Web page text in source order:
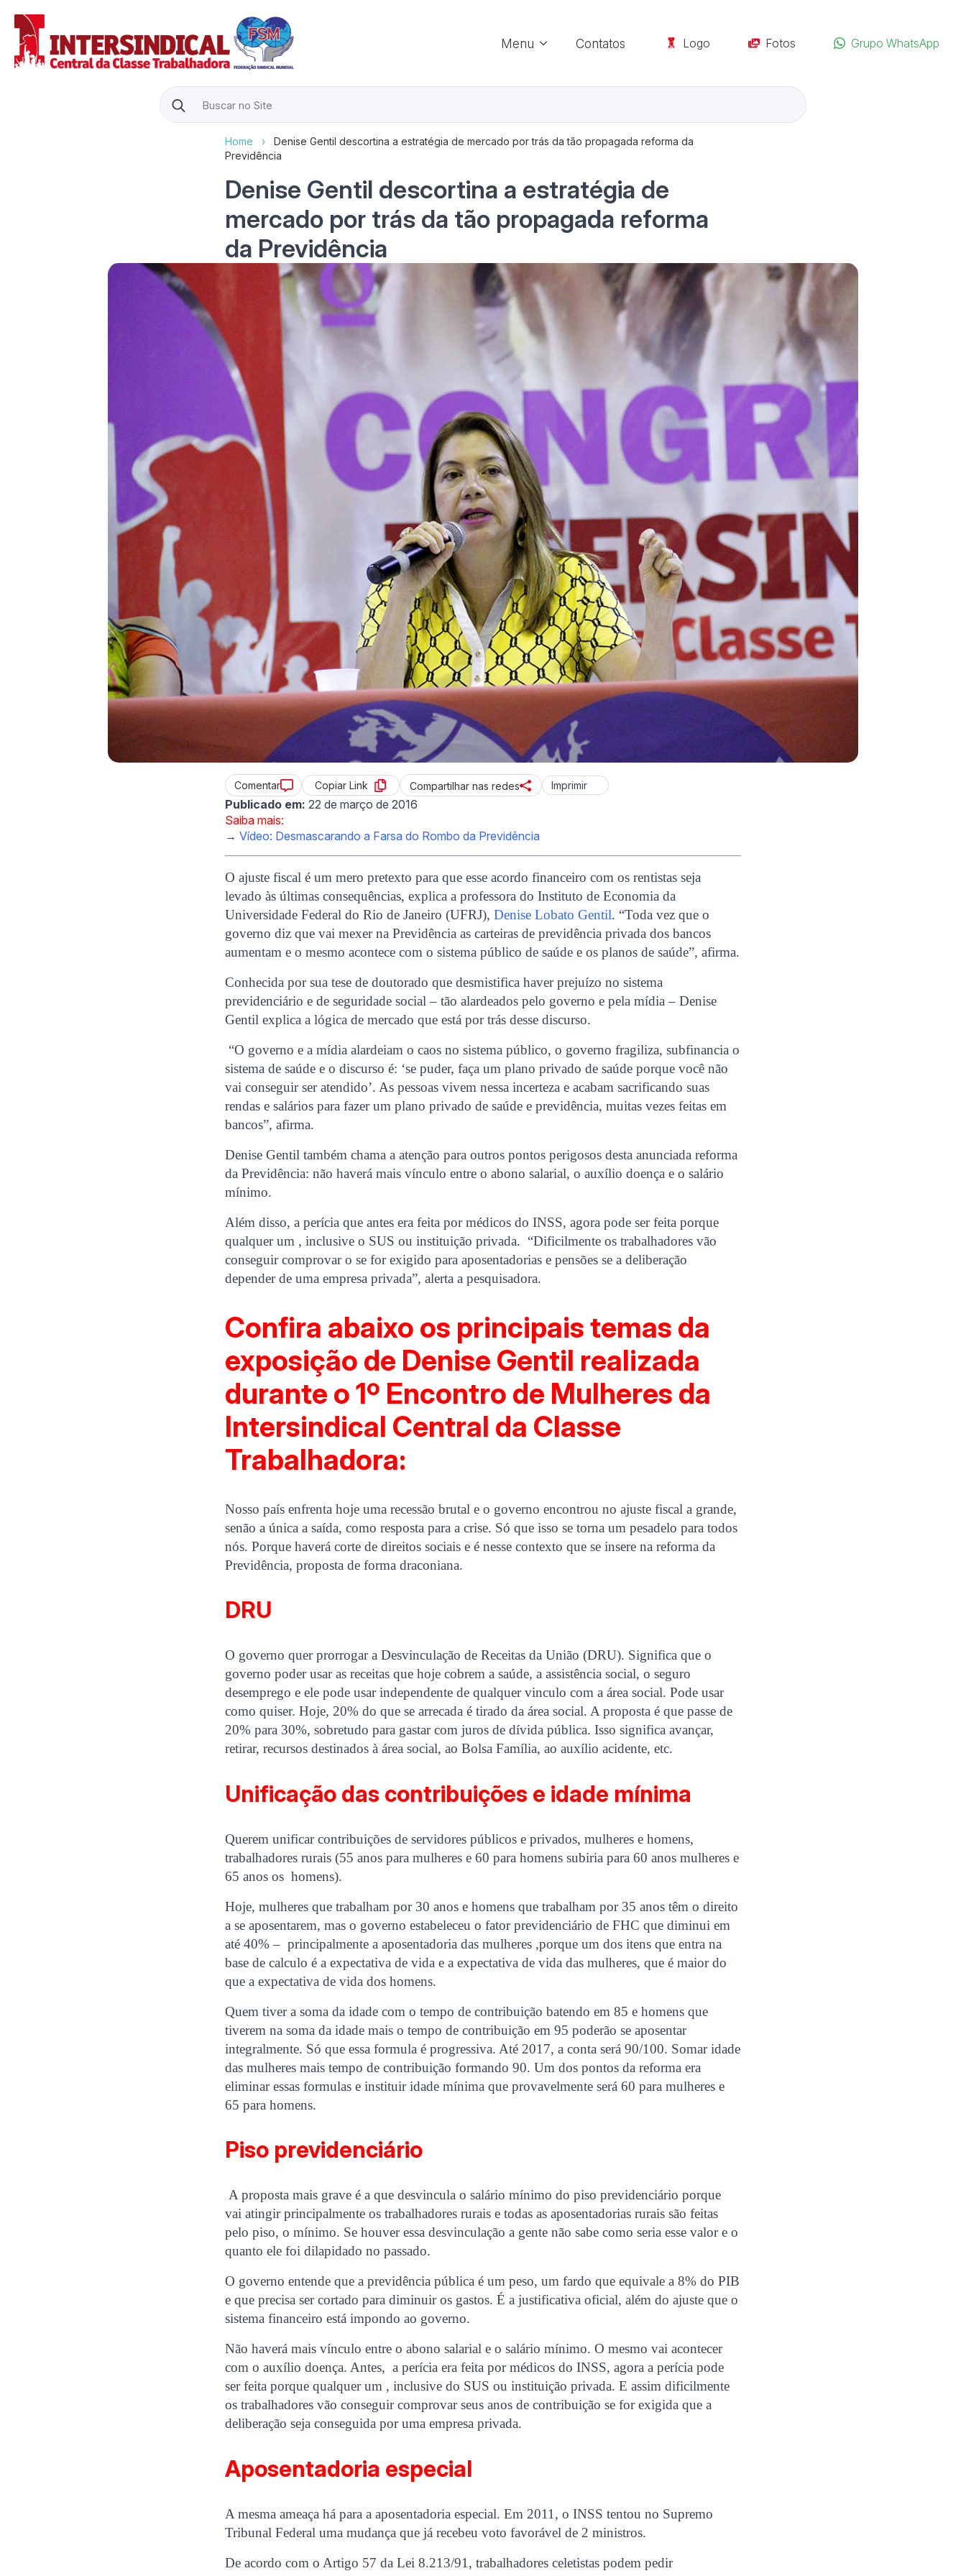
Menu Contatos Logo Fotos Grupo WhatsApp
Search
for:
Home ›
Denise Gentil descortina a estratégia de mercado por trás da tão propagada reforma da
Previdência
Denise Gentil descortina a estratégia de
mercado por trás da tão propagada reforma
da Previdência
Comentar Copiar Link Compartilhar nas redes Imprimir
Publicado em: 22 de março de 2016
Saiba mais:
→Vídeo: Desmascarando a Farsa do Rombo da Previdência
O ajuste fiscal é um mero pretexto para que esse acordo financeiro com os rentistas seja
levado às últimas consequências, explica a professora do Instituto de Economia da
Universidade Federal do Rio de Janeiro (UFRJ),Denise Lobato Gentil. “Toda vez que o
governo diz que vai mexer na Previdência as carteiras de previdência privada dos bancos
aumentam e o mesmo acontece com o sistema público de saúde e os planos de saúde”, afirma.
Conhecida por sua tese de doutorado que desmistifica haver prejuízo no sistema
previdenciário e de seguridade social – tão alardeados pelo governo e pela mídia – Denise
Gentil explica a lógica de mercado que está por trás desse discurso.
“O governo e a mídia alardeiam o caos no sistema público, o governo fragiliza, subfinancia o
sistema de saúde e o discurso é: ‘se puder, faça um plano privado de saúde porque você não
vai conseguir ser atendido’. As pessoas vivem nessa incerteza e acabam sacrificando suas
rendas e salários para fazer um plano privado de saúde e previdência, muitas vezes feitas em
bancos”, afirma.
Denise Gentil também chama a atenção para outros pontos perigosos desta anunciada reforma
da Previdência: não haverá mais vínculo entre o abono salarial, o auxílio doença e o salário
mínimo.
Além disso, a perícia que antes era feita por médicos do INSS, agora pode ser feita porque
qualquer um , inclusive o SUS ou instituição privada. “Dificilmente os trabalhadores vão
conseguir comprovar o se for exigido para aposentadorias e pensões se a deliberação
depender de uma empresa privada”, alerta a pesquisadora.
Confira abaixo os principais temas da
exposição de Denise Gentil realizada
durante o 1º Encontro de Mulheres da
Intersindical Central da Classe
Trabalhadora:
Nosso país enfrenta hoje uma recessão brutal e o governo encontrou no ajuste fiscal a grande,
senão a única a saída, como resposta para a crise. Só que isso se torna um pesadelo para todos
nós. Porque haverá corte de direitos sociais e é nesse contexto que se insere na reforma da
Previdência, proposta de forma draconiana.
DRU
O governo quer prorrogar a Desvinculação de Receitas da União (DRU). Significa que o
governo poder usar as receitas que hoje cobrem a saúde, a assistência social, o seguro
desemprego e ele pode usar independente de qualquer vinculo com a área social. Pode usar
como quiser. Hoje, 20% do que se arrecada é tirado da área social. A proposta é que passe de
20% para 30%, sobretudo para gastar com juros de dívida pública. Isso significa avançar,
retirar, recursos destinados à área social, ao Bolsa Família, ao auxílio acidente, etc.
Unificação das contribuições e idade mínima
Querem unificar contribuições de servidores públicos e privados, mulheres e homens,
trabalhadores rurais (55 anos para mulheres e 60 para homens subiria para 60 anos mulheres e
65 anos os homens).
Hoje, mulheres que trabalham por 30 anos e homens que trabalham por 35 anos têm o direito
a se aposentarem, mas o governo estabeleceu o fator previdenciário de FHC que diminui em
até 40% – principalmente a aposentadoria das mulheres ,porque um dos itens que entra na
base de calculo é a expectativa de vida e a expectativa de vida das mulheres, que é maior do
que a expectativa de vida dos homens.
Quem tiver a soma da idade com o tempo de contribuição batendo em 85 e homens que
tiverem na soma da idade mais o tempo de contribuição em 95 poderão se aposentar
integralmente. Só que essa formula é progressiva. Até 2017, a conta será 90/100. Somar idade
das mulheres mais tempo de contribuição formando 90. Um dos pontos da reforma era
eliminar essas formulas e instituir idade mínima que provavelmente será 60 para mulheres e
65 para homens.
Piso previdenciário
A proposta mais grave é a que desvincula o salário mínimo do piso previdenciário porque
vai atingir principalmente os trabalhadores rurais e todas as aposentadorias rurais são feitas
pelo piso, o mínimo. Se houver essa desvinculação a gente não sabe como seria esse valor e o
quanto ele foi dilapidado no passado.
O governo entende que a previdência pública é um peso, um fardo que equivale a 8% do PIB
e que precisa ser cortado para diminuir os gastos. É a justificativa oficial, além do ajuste que o
sistema financeiro está impondo ao governo.
Não haverá mais vínculo entre o abono salarial e o salário mínimo. O mesmo vai acontecer
com o auxílio doença. Antes, a perícia era feita por médicos do INSS, agora a perícia pode
ser feita porque qualquer um , inclusive do SUS ou instituição privada. E assim dificilmente
os trabalhadores vão conseguir comprovar seus anos de contribuição se for exigida que a
deliberação seja conseguida por uma empresa privada.
Aposentadoria especial
A mesma ameaça há para a aposentadoria especial. Em 2011, o INSS tentou no Supremo
Tribunal Federal uma mudança que já recebeu voto favorável de 2 ministros.
De acordo com o Artigo 57 da Lei 8.213/91, trabalhadores celetistas podem pedir